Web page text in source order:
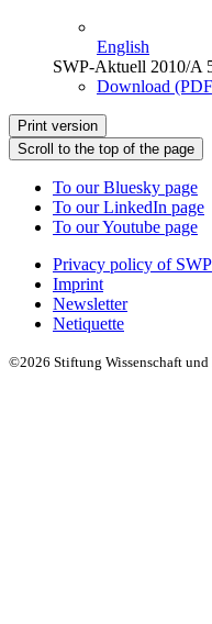
English
SWP-Aktuell 2010/A
Download
Print version
Scroll to the top of the page
To our Bluesky page
To our LinkedIn page
To our Youtube page
Privacy policy of SWP
Imprint
Newsletter
Netiquette
©2026 Stiftung Wissenschaft